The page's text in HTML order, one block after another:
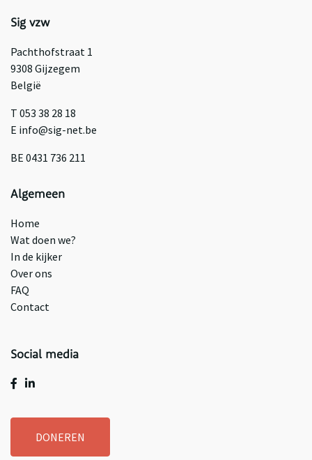
Sig vzw
Pachthofstraat 1
9308 Gijzegem
België
T 053 38 28 18
E info@sig-net.be
BE 0431 736 211
Algemeen
Home
Wat doen we?
In de kijker
Over ons
FAQ
Contact
Social media
DONEREN